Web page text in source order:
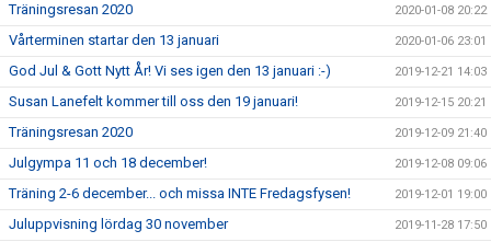
Träningsresan 2020 2020-01-08 20:22
Vårterminen startar den 13 januari 2020-01-06 23:01
God Jul & Gott Nytt År! Vi ses igen den 13 januari :-) 2019-12-21 14:03
Susan Lanefelt kommer till oss den 19 januari! 2019-12-15 20:21
Träningsresan 2020 2019-12-09 21:40
Julgympa 11 och 18 december! 2019-12-08 09:06
Träning 2-6 december... och missa INTE Fredagsfysen! 2019-12-01 19:00
Juluppvisning lördag 30 november 2019-11-28 17:50